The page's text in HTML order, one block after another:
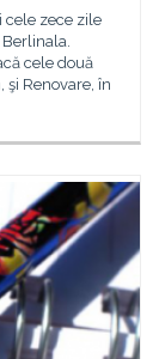
cele zece zile
cele două
Renovare, în